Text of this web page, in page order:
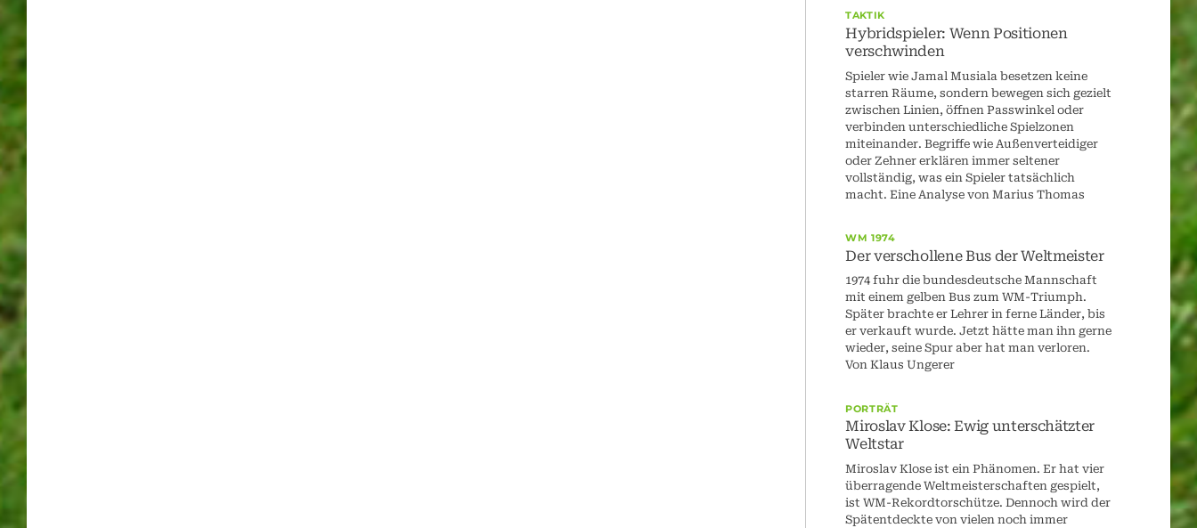
TAKTIK
Hybridspieler: Wenn Positionen
verschwinden
Spieler wie Jamal Musiala besetzen keine
starren Räume, sondern bewegen sich gezielt
zwischen Linien, öffnen Passwinkel oder
verbinden unterschiedliche Spielzonen
miteinander. Begriffe wie Außenverteidiger
oder Zehner erklären immer seltener
vollständig, was ein Spieler tatsächlich
macht. Eine Analyse von Marius Thomas
WM 1974
Der verschollene Bus der Weltmeister
1974 fuhr die bundesdeutsche Mannschaft
mit einem gelben Bus zum WM-Triumph.
Später brachte er Lehrer in ferne Länder, bis
er verkauft wurde. Jetzt hätte man ihn gerne
wieder, seine Spur aber hat man verloren.
Von Klaus Ungerer
PORTRÄT
Miroslav Klose: Ewig unterschätzter
Weltstar
Miroslav Klose ist ein Phänomen. Er hat vier
überragende Weltmeisterschaften gespielt,
ist WM-Rekordtorschütze. Dennoch wird der
Spätentdeckte von vielen noch immer